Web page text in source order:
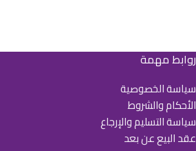
روابط مهمة
سياسة الخصوصية
الأحكام والشروط
سياسة التسليم والإرجاع
عقد البيع عن بعد